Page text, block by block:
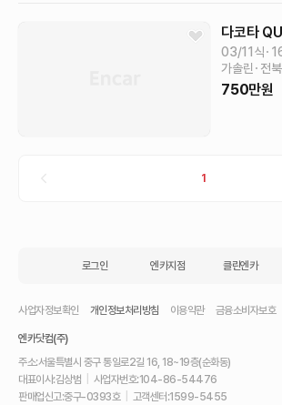
다코타
03/11식
가솔린
전북
750만원
1
로그인 엔카지점 클린엔카
사업자정보확인 개인정보처리방침 이용약관 금융소비자보호
엔카닷컴(주)
주소:서울특별시 중구 통일로2길 16, 18~19층(순화동)
대표이사:김상범 사업자번호:104-86-54476
판매업신고:중구-0393호 고객센터:1599-5455